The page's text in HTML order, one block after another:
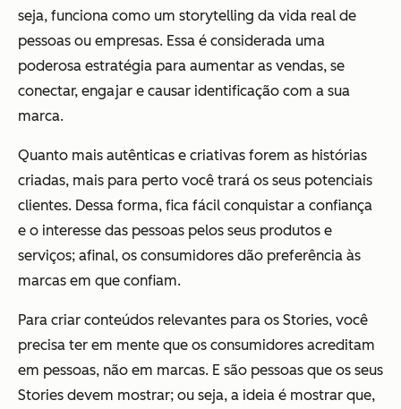
seja, funciona como um storytelling da vida real de
pessoas ou empresas. Essa é considerada uma
poderosa estratégia para aumentar as vendas, se
conectar, engajar e causar identificação com a sua
marca.
Quanto mais autênticas e criativas forem as histórias
criadas, mais para perto você trará os seus potenciais
clientes. Dessa forma, fica fácil conquistar a confiança
e o interesse das pessoas pelos seus produtos e
serviços; afinal, os consumidores dão preferência às
marcas em que confiam.
Para criar conteúdos relevantes para os Stories, você
precisa ter em mente que os consumidores acreditam
em pessoas, não em marcas. E são pessoas que os seus
Stories devem mostrar; ou seja, a ideia é mostrar que,